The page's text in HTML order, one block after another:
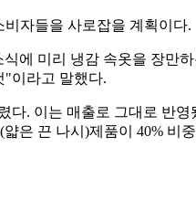
자들을 사로잡을 계획이다.
미리 냉감 속옷을 장만
"이라고 말했다.
. 이는 매출로 그대로 반
은 끈 나시)제품이 40% 비